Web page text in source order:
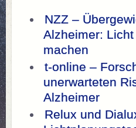
NZZ –
Alzheimer:
machen
t-online –
unerwarteten
Alzheimer
Relux und